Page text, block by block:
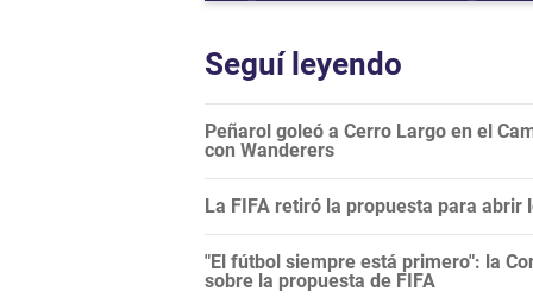
Seguí leyendo
Peñarol goleó a Cerro Largo en el
con Wanderers
La FIFA retiró la propuesta para
"El fútbol siempre está primero": la
sobre la propuesta de FIFA